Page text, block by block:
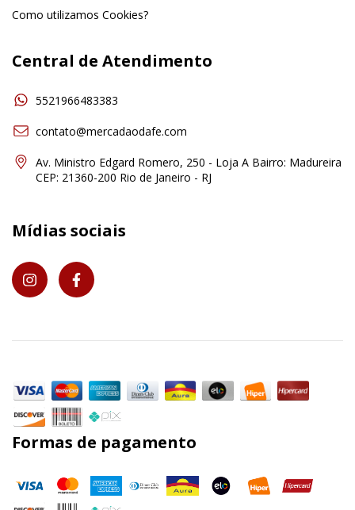
Como utilizamos Cookies?
Central de Atendimento
5521966483383
contato@mercadaodafe.com
Av. Ministro Edgard Romero, 250 - Loja A Bairro: Madureira
CEP: 21360-200 Rio de Janeiro - RJ
Mídias sociais
Formas de pagamento